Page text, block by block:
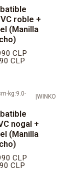
y tamaño
silicona
en PVC,
(si
a medida,
h ábiles
valida el
roble +
(Manilla
CLP
CLP
kg:9.0-
WINKO
nogal +
(Manilla
CLP
CLP